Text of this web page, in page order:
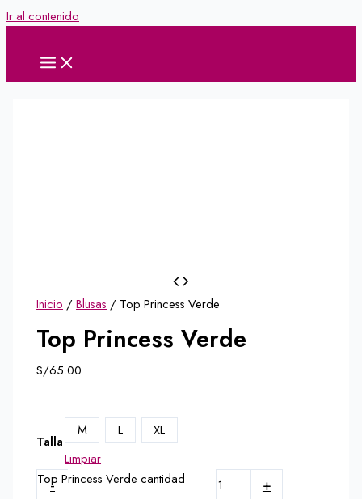
Ir al contenido
Inicio /Blusas / Top Princess Verde
Top Princess Verde
S/65.00
Talla
M L
XL
Limpiar
-
Top Princess Verde cantidad +